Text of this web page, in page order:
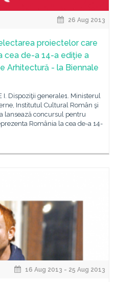
26 Aug 2013
proiectelor care
cea de-a 14-a ediţie a
Arhitectură - la Biennale
I. Dispoziţii generale1. Ministerul
Institutul Cultural Român şi
lansează concursul pentru
România la cea de-a 14-
16 Aug 2013 - 25 Aug 2013